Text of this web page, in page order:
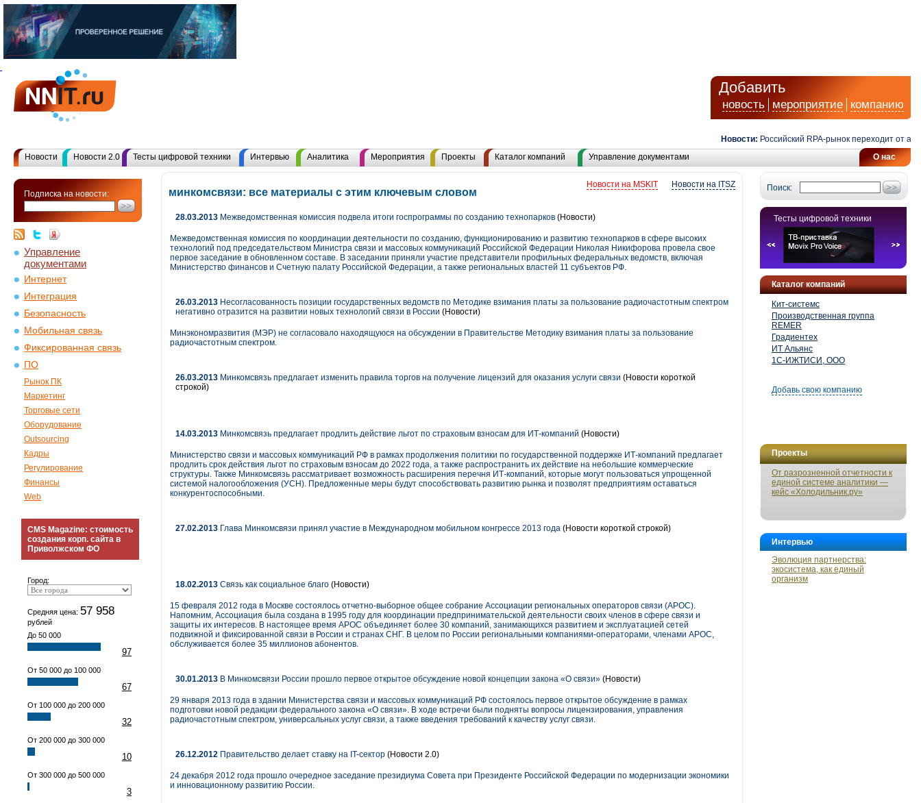
Добавить
новость мероприятие компанию
Новости: Российский RPA-рынок переходит от
О нас
Новости Новости 2.0 Тесты цифровой техники Интервью Аналитика Мероприятия Проекты Каталог компаний Управление документами
Подписка на новости:
Управление
документами
Интернет
Интеграция
Безопасность
Мобильная связь
Фиксированная связь
ПО
Рынок ПК
Маркетинг
Торговые сети
Оборудование
Outsourcing
Кадры
Регулирование
Финансы
Web
CMS Magazine: стоимость
создания корп. сайта в
Приволжском ФО
Город:
Средняя цена: 57 958
рублей
До 50 000
97
От 50 000 до 100 000
67
От 100 000 до 200 000
32
От 200 000 до 300 000
10
От 300 000 до 500 000
3
Поиск:
Тесты цифровой техники
Каталог компаний
Кит-системс
Производственная группа
REMER
Градиентех
ИТ Альянс
1С-ИЖТИСИ, ООО
Добавь свою компанию
Проекты
От разрозненной отчетности к
единой системе аналитики —
кейс «Холодильник.ру»
Интервью
Эволюция партнерства:
экосистема, как единый
организм
Новости на ITSZ
Новости на MSKIT
минкомсвязи: все материалы с этим ключевым словом
28.03.2013 Межведомственная комиссия подвела итоги госпрограммы по созданию технопарков (Новости)
Межведомственная комиссия по координации деятельности по созданию, функционированию и развитию технопарков в сфере высоких
технологий под председательством Министра связи и массовых коммуникаций Российской Федерации Николая Никифорова провела свое
первое заседание в обновленном составе. В заседании приняли участие представители профильных федеральных ведомств, включая
Министерство финансов и Счетную палату Российской Федерации, а также региональных властей 11 субъектов РФ.
26.03.2013 Несогласованность позиции государственных ведомств по Методике взимания платы за пользование радиочастотным спектром
негативно отразится на развитии новых технологий связи в России (Новости)
Минэкономразвития (МЭР) не согласовало находящуюся на обсуждении в Правительстве Методику взимания платы за пользование
радиочастотным спектром.
26.03.2013 Минкомсвязь предлагает изменить правила торгов на получение лицензий для оказания услуги связи (Новости короткой
строкой)
14.03.2013 Минкомсвязь предлагает продлить действие льгот по страховым взносам для ИТ-компаний (Новости)
Министерство связи и массовых коммуникаций РФ в рамках продолжения политики по государственной поддержке ИТ-компаний предлагает
продлить срок действия льгот по страховым взносам до 2022 года, а также распространить их действие на небольшие коммерческие
структуры. Также Минкомсвязь рассматривает возможность расширения перечня ИТ-компаний, которые могут пользоваться упрощенной
системой налогообложения (УСН). Предложенные меры будут способствовать развитию рынка и позволят предприятиям оставаться
конкурентоспособными.
27.02.2013 Глава Минкомсвязи принял участие в Международном мобильном конгрессе 2013 года (Новости короткой строкой)
18.02.2013 Связь как социальное благо (Новости)
15 февраля 2012 года в Москве состоялось отчетно-выборное общее собрание Ассоциации региональных операторов связи (АРОС).
Напомним, Ассоциация была создана в 1995 году для координации предпринимательской деятельности своих членов в сфере связи и
защиты их интересов. В настоящее время АРОС объединяет более 30 компаний, занимающихся развитием и эксплуатацией сетей
подвижной и фиксированной связи в России и странах СНГ. В целом по России региональными компаниями-операторами, членами АРОС,
обслуживается более 35 миллионов абонентов.
30.01.2013 В Минкомсвязи России прошло первое открытое обсуждение новой концепции закона «О связи» (Новости)
29 января 2013 года в здании Министерства связи и массовых коммуникаций РФ состоялось первое открытое обсуждение в рамках
подготовки новой редакции федерального закона «О связи». В ходе встречи были подняты вопросы лицензирования, управления
радиочастотным спектром, универсальных услуг связи, а также введения требований к качеству услуг связи.
26.12.2012 Правительство делает ставку на IT-сектор (Новости 2.0)
24 декабря 2012 года прошло очередное заседание президиума Совета при Президенте Российской Федерации по модернизации экономики
и инновационному развитию России.